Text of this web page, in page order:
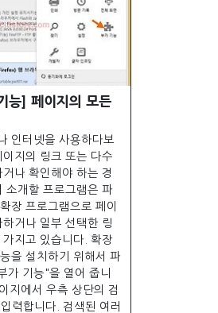
능] 페이지의 모든
인터넷을 사용하다보
지의 링크 또는 다수
나 확인해야 하는 경
소개할 프로그램은 파
장 프로그램으로 페이
거나 일부 선택한 링
지고 있습니다. 확장
을 설치하기 위해서 파
가 기능"을 열어 줍니
지에서 우측 상단의 검
력합니다. 검색된 여러